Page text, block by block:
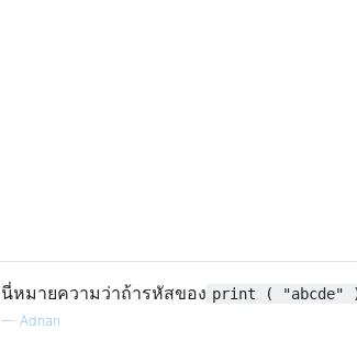
นี่หมายความว่าถ้ารหัสของ print ( "abcde"
— Adnan